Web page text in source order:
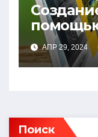
простой
АПР 29, 2024
Поиск